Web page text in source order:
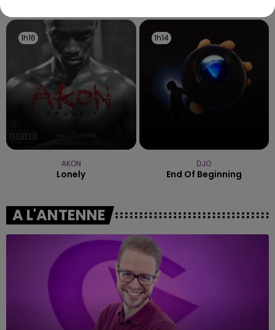
1h16
1h16
AKON
Lonely
1h14
1h14
DJO
End Of Beginning
A L'ANTENNE